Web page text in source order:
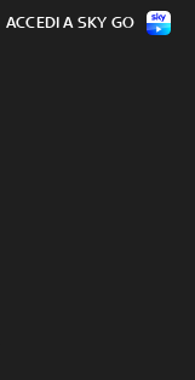
ACCEDI A SKY GO